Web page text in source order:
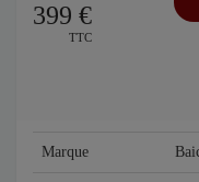
399 €
TTC
Marque